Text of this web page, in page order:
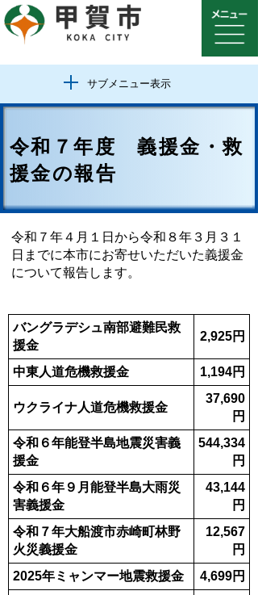
サブメニュー表示
令和７年度 義援金・救
援金の報告
令和７年４月１日から令和８年３月３１
日までに本市にお寄せいただいた義援金
について報告します。
バングラデシュ南部避難民救
援金
2,925円
中東人道危機救援金 1,194円
ウクライナ人道危機救援金
37,690
円
令和６年能登半島地震災害義
援金
544,334
円
令和６年９月能登半島大雨災
害義援金
43,144
円
令和７年大船渡市赤崎町林野
火災義援金
12,567
円
2025年ミャンマー地震救援金
4,699円